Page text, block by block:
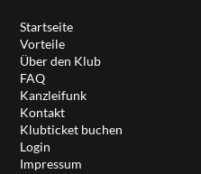
Startseite
Vorteile
Über den Klub
FAQ
Kanzleifunk
Kontakt
Klubticket buchen
Login
Impressum